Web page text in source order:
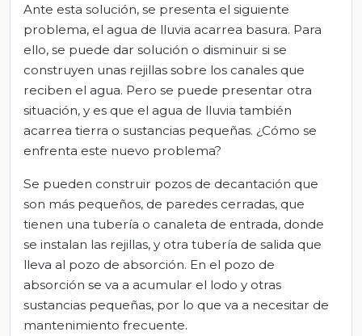
Ante esta solución, se presenta el siguiente
problema, el agua de lluvia acarrea basura. Para
ello, se puede dar solución o disminuir si se
construyen unas rejillas sobre los canales que
reciben el agua. Pero se puede presentar otra
situación, y es que el agua de lluvia también
acarrea tierra o sustancias pequeñas. ¿Cómo se
enfrenta este nuevo problema?
Se pueden construir pozos de decantación que
son más pequeños, de paredes cerradas, que
tienen una tubería o canaleta de entrada, donde
se instalan las rejillas, y otra tubería de salida que
lleva al pozo de absorción. En el pozo de
absorción se va a acumular el lodo y otras
sustancias pequeñas, por lo que va a necesitar de
mantenimiento frecuente.